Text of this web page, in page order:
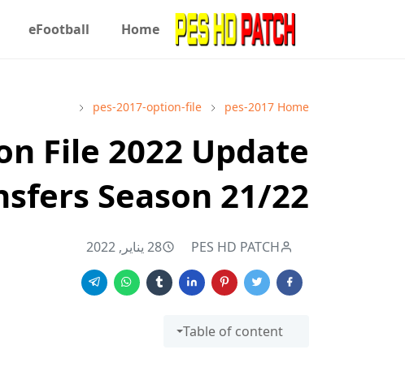
Home
eFootball
Home
pes-2017
pes-2017-option-file
File 2022 Update
Season 21/22
PES HD PATCH 28 يناير, 2022
Table of content